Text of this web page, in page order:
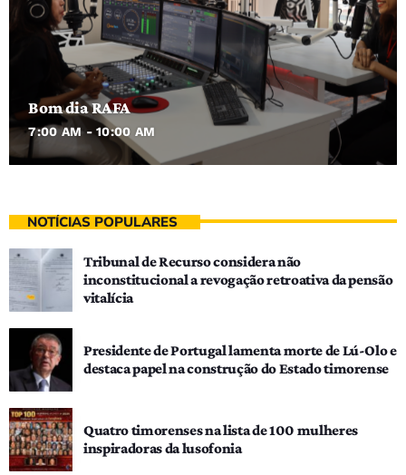
Bom dia RAFA
7:00 AM - 10:00 AM
NOTÍCIAS POPULARES
Tribunal de Recurso considera não
inconstitucional a revogação retroativa da pensão
vitalícia
Presidente de Portugal lamenta morte de Lú-Olo e
destaca papel na construção do Estado timorense
Quatro timorenses na lista de 100 mulheres
inspiradoras da lusofonia